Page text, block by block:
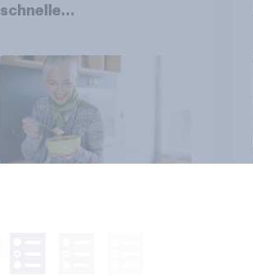
schnelle
umgestalten